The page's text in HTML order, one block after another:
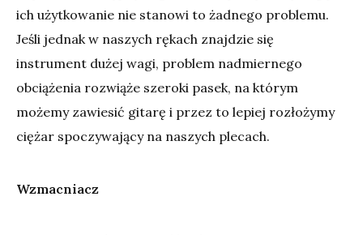
ich użytkowanie nie stanowi to żadnego problemu.
Jeśli jednak w naszych rękach znajdzie się
instrument dużej wagi, problem nadmiernego
obciążenia rozwiąże szeroki pasek, na którym
możemy zawiesić gitarę i przez to lepiej rozłożymy
ciężar spoczywający na naszych plecach.
Wzmacniacz